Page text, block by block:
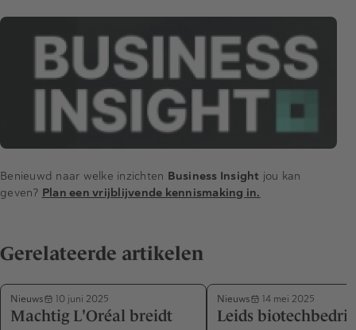
Benieuwd naar welke inzichten Business Insight jou kan
geven? Plan een vrijblijvende kennismaking in.
Gerelateerde artikelen
Nieuws 10 juni 2025
Machtig L'Oréal breidt
Nieuws 14 mei 2025
Leids